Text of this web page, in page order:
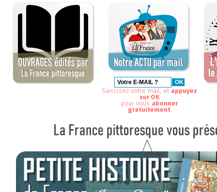
Saisissez votre mail, et appuyez
sur OK
pour vous abonner
gratuitement